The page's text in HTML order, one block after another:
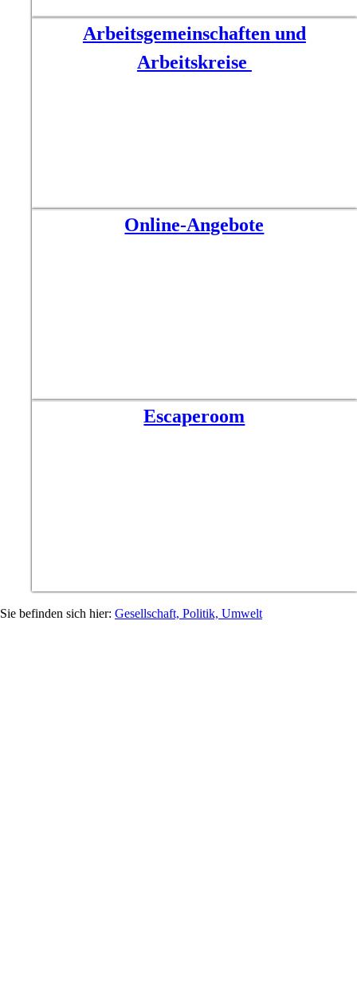
Arbeitsgemeinschaften und
Arbeitskreise
Online-Angebote
Escaperoom
Gesellschaft, Politik, Umwelt